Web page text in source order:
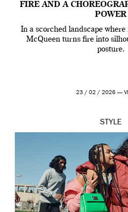
FIRE AND A
POWER
In a scorched landscape
McQueen turns fire into
posture.
23 / 02 / 2026 —
STYLE